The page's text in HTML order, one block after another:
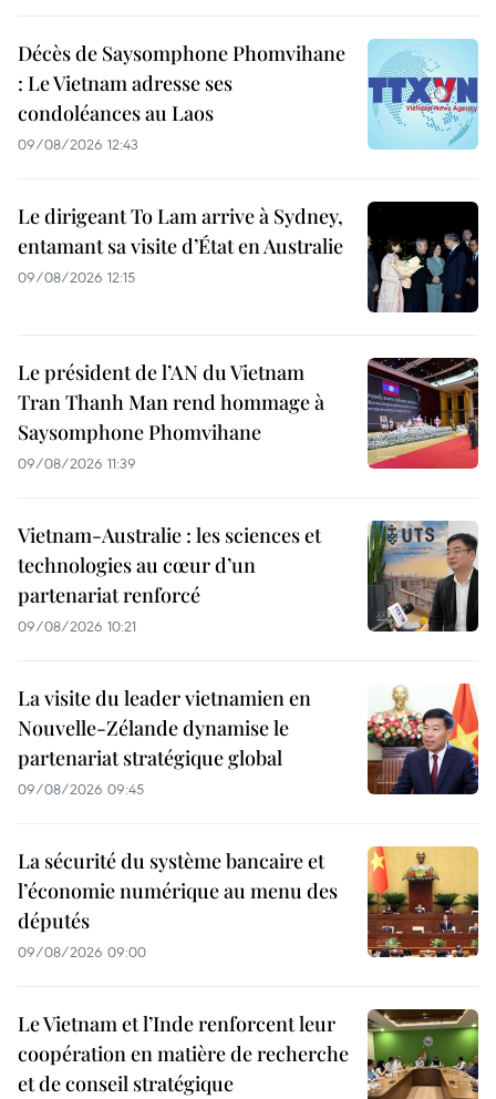
Décès de Saysomphone Phomvihane
: Le Vietnam adresse ses
condoléances au Laos
09/08/2026 12:43
Le dirigeant To Lam arrive à Sydney,
entamant sa visite d’État en Australie
09/08/2026 12:15
Le président de l’AN du Vietnam
Tran Thanh Man rend hommage à
Saysomphone Phomvihane
09/08/2026 11:39
Vietnam-Australie : les sciences et
technologies au cœur d’un
partenariat renforcé
09/08/2026 10:21
La visite du leader vietnamien en
Nouvelle-Zélande dynamise le
partenariat stratégique global
09/08/2026 09:45
La sécurité du système bancaire et
l’économie numérique au menu des
députés
09/08/2026 09:00
Le Vietnam et l’Inde renforcent leur
coopération en matière de recherche
et de conseil stratégique